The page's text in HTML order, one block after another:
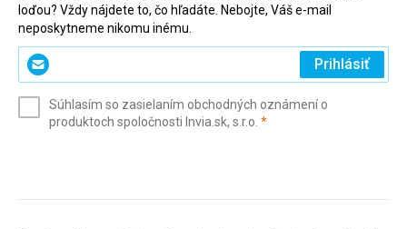
loďou? Vždy nájdete to, čo hľadáte. Nebojte, Váš e-mail
neposkytneme nikomu inému.
Zadajte
svoj
(povinné)
Prihlásiť
Súhlasím so zasielaním obchodných oznámení o
produktoch spoločnosti Invia.sk, s.r.o. *(povinné)